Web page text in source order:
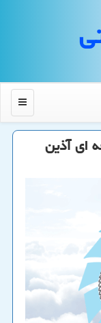
منو
ای آذین